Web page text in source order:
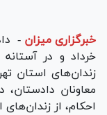
خبرگزاری میزان -
خرداد و در
معاونان
احکام، از زندان‌های